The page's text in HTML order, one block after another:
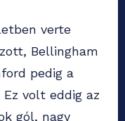
verte
Bellingham
pedig a
volt eddig az
gól, nagy